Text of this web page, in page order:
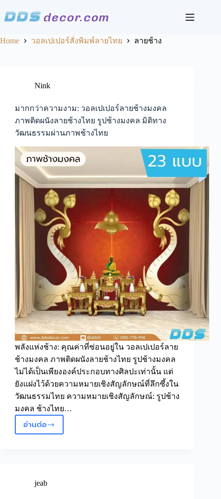
content
Home วอลเปเปอร์สั่งพิมพ์ลายไทย ลายช้าง
Nink
มากกว่าความงาม: วอลเปเปอร์ลายช้างมงคล
ภาพติดผนังลายช้างไทย รูปช้างมงคล มิติทาง
วัฒนธรรมผ่านภาพช้างไทย
พลังแห่งช้าง: คุณค่าที่ซ่อนอยู่ใน วอลเปเปอร์ลาย
ช้างมงคล ภาพติดผนังลายช้างไทย รูปช้างมงคล
ไม่ได้เป็นเพียงองค์ประกอบทางศิลปะเท่านั้น แต่
ยังแฝงไว้ด้วยความหมายเชิงสัญลักษณ์ที่ลึกซึ้งใน
วัฒนธรรมไทย ความหมายเชิงสัญลักษณ์: รูปช้าง
มงคล ช้างไทย…
อ่านต่อมากกว่า
ช้าง
jeab